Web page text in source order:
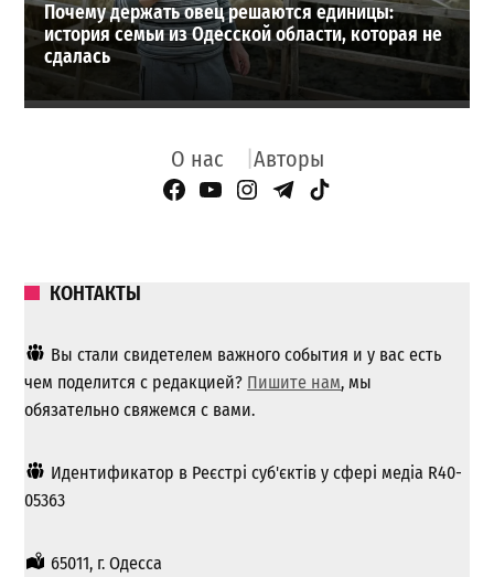
Почему держать овец решаются единицы:
история семьи из Одесской области, которая не
сдалась
О нас Авторы
Facebook Page
YouTube
Instagram
Telegram
TikTok
КОНТАКТЫ
Вы стали свидетелем важного события и у вас есть
чем поделится с редакцией? Пишите нам, мы
обязательно свяжемся с вами.
Идентификатор в Реєстрі суб'єктів у сфері медіа R40-
05363
65011, г. Одесса